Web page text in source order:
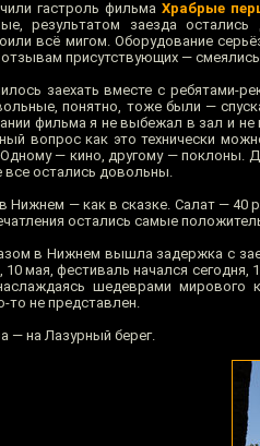
гастроль фильма Храбрые
результатом заезда
всё мигом. Оборудование
присутствующих —
заехать вместе с ребятами-
понятно, тоже были —
фильма я не выбежал в зал и
вопрос как это технически
— кино, другому — поклоны.
все остались довольны.
Нижнем — как в сказке. Салат — 40
остались самые
в Нижнем вышла задержка с
10 мая, фестиваль начался сегодня,
шедеврами мирового
то не представлен.
— на Лазурный берег.